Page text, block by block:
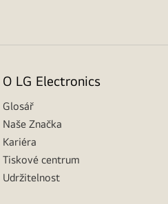
O LG Electronics
Glosář
Naše Značka
Kariéra
Tiskové centrum
Udržitelnost